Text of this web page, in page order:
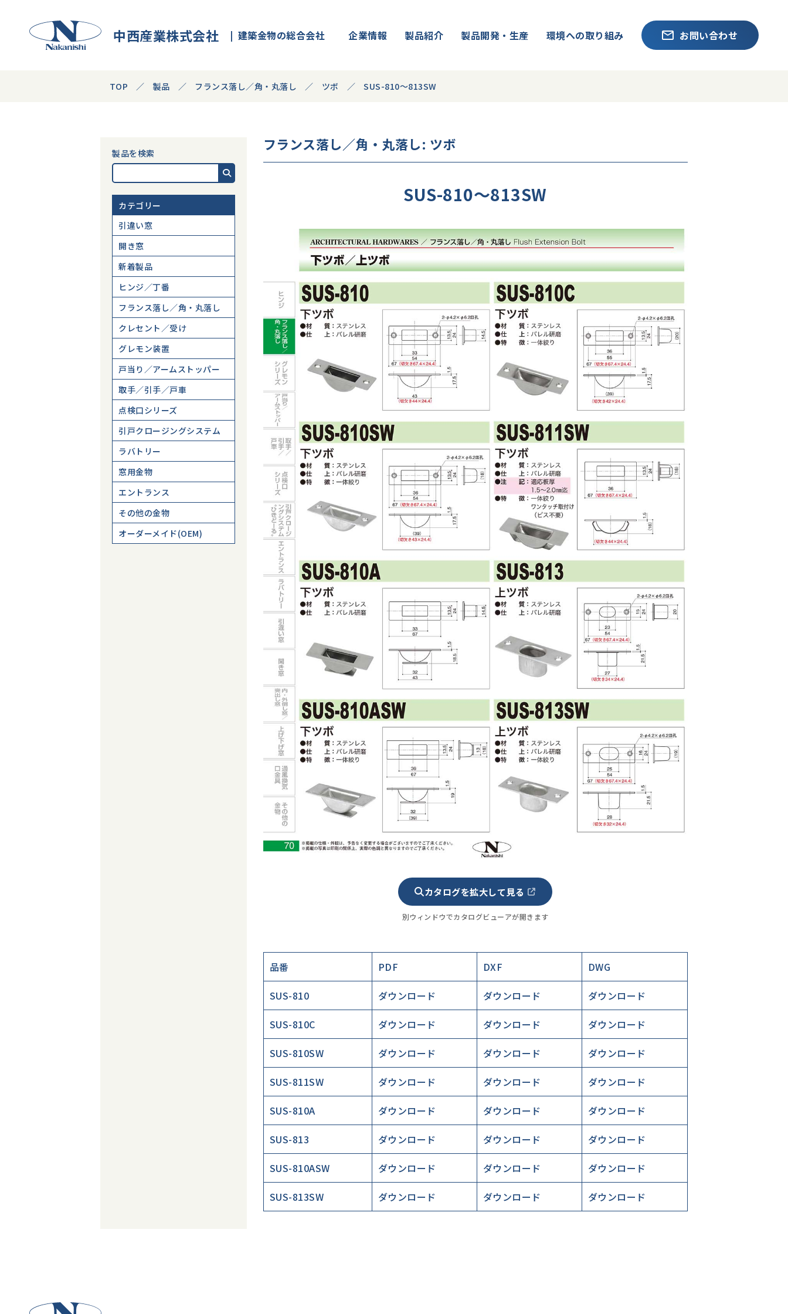
中西産業株式会社 建築金物の総合会社 企業情報 製品紹介 製品開発・生産 環境への取り組み お問い合わせ
TOP 製品 フランス落し／角・丸落し ツボ SUS-810～813SW
フランス落し／角・丸落し: ツボ
SUS-810～813SW
カタログを拡大して見る
別ウィンドウでカタログビューアが開きます
品番 PDF DXF DWG
SUS-810 ダウンロード ダウンロード ダウンロード
SUS-810C ダウンロード ダウンロード ダウンロード
SUS-810SW ダウンロード ダウンロード ダウンロード
SUS-811SW ダウンロード ダウンロード ダウンロード
SUS-810A ダウンロード ダウンロード ダウンロード
SUS-813 ダウンロード ダウンロード ダウンロード
SUS-810ASW ダウンロード ダウンロード ダウンロード
SUS-813SW ダウンロード ダウンロード ダウンロード
製品を検索
カテゴリー
引違い窓
開き窓
新着製品
ヒンジ／丁番
フランス落し／角・丸落し
クレセント／受け
グレモン装置
戸当り／アームストッパー
取手／引手／戸車
点検口シリーズ
引戸クロージングシステム
ラバトリー
窓用金物
エントランス
その他の金物
オーダーメイド(OEM)